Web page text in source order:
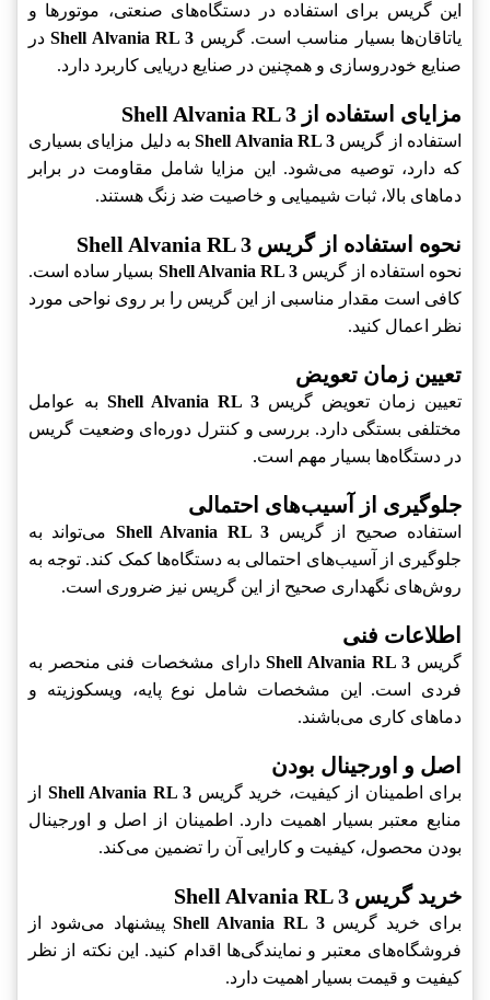
این گریس برای استفاده در دستگاه‌های صنعتی، موتورها و
یاتاقان‌ها بسیار مناسب است. گریس Shell Alvania RL 3در
صنایع خودروسازی و همچنین در صنایع دریایی کاربرد دارد.
مزایای استفاده از Shell Alvania RL 3
استفاده از گریس Shell Alvania RL 3به دلیل مزایای بسیاری
که دارد، توصیه می‌شود. این مزایا شامل مقاومت در برابر
دماهای بالا، ثبات شیمیایی و خاصیت ضد زنگ هستند.
نحوه استفاده از گریس Shell Alvania RL 3
نحوه استفاده از گریس Shell Alvania RL 3 بسیار ساده است.
کافی است مقدار مناسبی از این گریس را بر روی نواحی مورد
نظر اعمال کنید.
تعیین زمان تعویض
تعیین زمان تعویض گریس Shell Alvania RL 3 به عوامل
مختلفی بستگی دارد. بررسی و کنترل دوره‌ای وضعیت گریس
در دستگاه‌ها بسیار مهم است.
جلوگیری از آسیب‌های احتمالی
استفاده صحیح از گریس Shell Alvania RL 3 می‌تواند به
جلوگیری از آسیب‌های احتمالی به دستگاه‌ها کمک کند. توجه به
روش‌های نگهداری صحیح از این گریس نیز ضروری است.
اطلاعات فنی
گریس Shell Alvania RL 3دارای مشخصات فنی منحصر به
فردی است. این مشخصات شامل نوع پایه، ویسکوزیته و
دماهای کاری می‌باشند.
اصل و اورجینال بودن
برای اطمینان از کیفیت، خرید گریس Shell Alvania RL 3 از
منابع معتبر بسیار اهمیت دارد. اطمینان از اصل و اورجینال
بودن محصول، کیفیت و کارایی آن را تضمین می‌کند.
خرید گریس Shell Alvania RL 3
برای خرید گریسShell Alvania RL 3پیشنهاد می‌شود از
فروشگاه‌های معتبر و نمایندگی‌ها اقدام کنید. این نکته از نظر
کیفیت و قیمت بسیار اهمیت دارد.